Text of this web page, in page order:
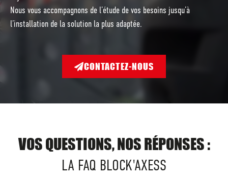
Nous vous accompagnons de l’étude de vos besoins jusqu’à
l’installation de la solution la plus adaptée.
CONTACTEZ-NOUS
VOS QUESTIONS, NOS RÉPONSES :
LA FAQ BLOCK'AXESS